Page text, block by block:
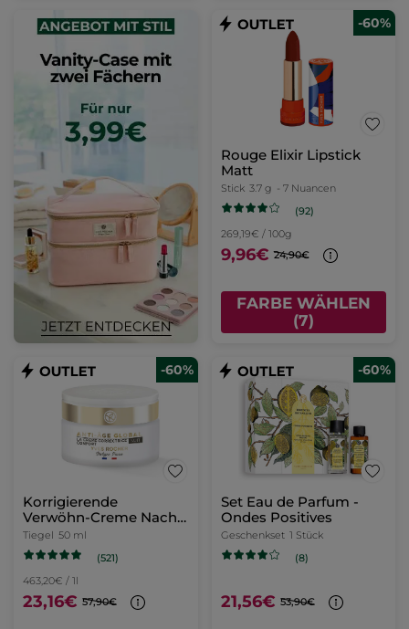
-60%
Rouge Elixir Lipstick
Matt
Stick 3.7 g - 7 Nuancen
(92)
269,19€ / 100g
9,96€ 24,90€
FARBE WÄHLEN
(7)
-60%
Korrigierende
Verwöhn-Creme Nacht
50 ml
Tiegel 50 ml
(521)
463,20€ / 1l
23,16€ 57,90€
-60%
Set Eau de Parfum -
Ondes Positives
Geschenkset 1 Stück
(8)
21,56€ 53,90€